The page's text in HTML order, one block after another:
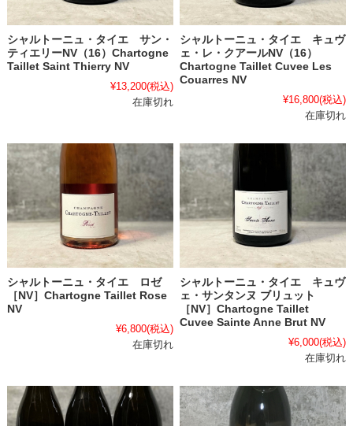
シャルトーニュ・タイエ サン・
ティエリーNV（16）Chartogne
Taillet Saint Thierry NV
¥13,200(税込)
在庫切れ
シャルトーニュ・タイエ キュヴ
ェ・レ・クアールNV（16）
Chartogne Taillet Cuvee Les
Couarres NV
¥16,800(税込)
在庫切れ
シャルトーニュ・タイエ ロゼ
［NV］Chartogne Taillet Rose
NV
¥6,800(税込)
在庫切れ
シャルトーニュ・タイエ キュヴ
ェ・サンタンヌ ブリュット
［NV］Chartogne Taillet
Cuvee Sainte Anne Brut NV
¥6,000(税込)
在庫切れ